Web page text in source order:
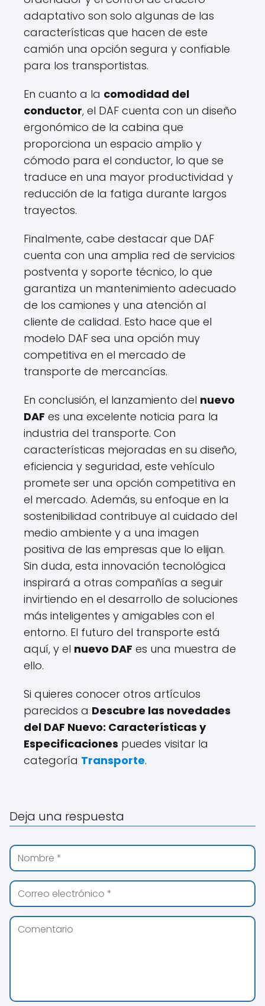
adaptativo son solo algunas de las
características que hacen de este
camión una opción segura y confiable
para los transportistas.
En cuanto a la comodidad del
conductor, el DAF cuenta con un diseño
ergonómico de la cabina que
proporciona un espacio amplio y
cómodo para el conductor, lo que se
traduce en una mayor productividad y
reducción de la fatiga durante largos
trayectos.
Finalmente, cabe destacar que DAF
cuenta con una amplia red de servicios
postventa y soporte técnico, lo que
garantiza un mantenimiento adecuado
de los camiones y una atención al
cliente de calidad. Esto hace que el
modelo DAF sea una opción muy
competitiva en el mercado de
transporte de mercancías.
En conclusión, el lanzamiento del nuevo
DAF es una excelente noticia para la
industria del transporte. Con
características mejoradas en su diseño,
eficiencia y seguridad, este vehículo
promete ser una opción competitiva en
el mercado. Además, su enfoque en la
sostenibilidad contribuye al cuidado del
medio ambiente y a una imagen
positiva de las empresas que lo elijan.
Sin duda, esta innovación tecnológica
inspirará a otras compañías a seguir
invirtiendo en el desarrollo de soluciones
más inteligentes y amigables con el
entorno. El futuro del transporte está
aquí, y el nuevo DAF es una muestra de
ello.
Si quieres conocer otros artículos
parecidos a Descubre las novedades
del DAF Nuevo: Características y
Especificaciones puedes visitar la
categoría Transporte.
Deja una respuesta